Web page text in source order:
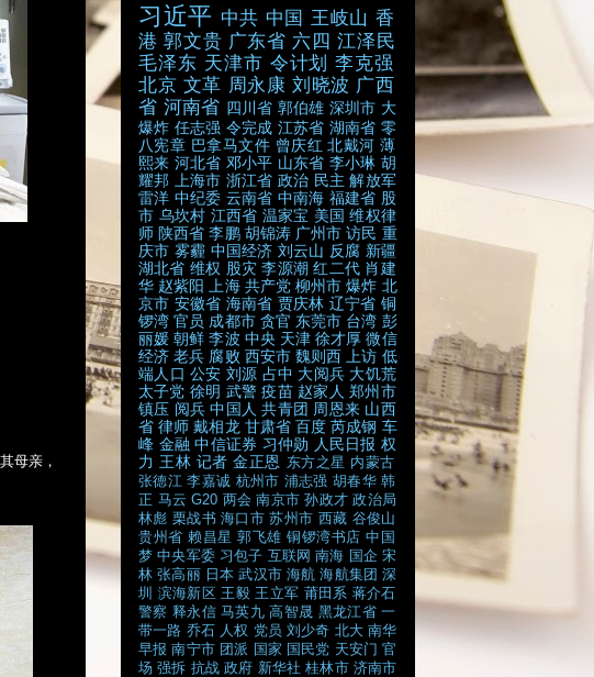
母亲，
习近平 中共 中国 王岐山 香
港 郭文贵 广东省 六四 江泽民
毛泽东 天津市 令计划 李克强
北京 文革 周永康 刘晓波 广西
省 河南省 四川省 郭伯雄 深圳市 大
爆炸 任志强 令完成 江苏省 湖南省 零
八宪章 巴拿马文件 曾庆红 北戴河 薄
熙来 河北省 邓小平 山东省 李小琳 胡
耀邦
上海市 浙江省 政治 民主 解放军
雷洋 中纪委 云南省 中南海 福建省 股
市 乌坎村 江西省 温家宝 美国 维权律
师 陕西省 李鹏 胡锦涛 广州市 访民 重
庆市 雾霾 中国经济 刘云山 反腐 新疆
湖北省 维权 股灾 李源潮 红二代 肖建
华 赵紫阳 上海 共产党 柳州市 爆炸 北
京市 安徽省 海南省 贾庆林 辽宁省 铜
锣湾 官员 成都市 贪官 东莞市 台湾 彭
丽媛 朝鲜 李波 中央 天津 徐才厚 微信
经济 老兵 腐败 西安市 魏则西 上访 低
端人口 公安 刘源 占中 大阅兵 大饥荒
太子党 徐明 武警 疫苗 赵家人 郑州市
镇压 阅兵 中国人 共青团 周恩来 山西
省 律师 戴相龙 甘肃省 百度 芮成钢 车
峰 金融 中信证券 习仲勋 人民日报 权
力 王林 记者 金正恩 东方之星 内蒙古
张德江 李嘉诚 杭州市 浦志强 胡春华 韩
正 马云 G20 两会 南京市 孙政才 政治局
林彪 栗战书 海口市 苏州市 西藏 谷俊山
贵州省 赖昌星 郭飞雄 铜锣湾书店 中国
梦 中央军委 习包子 互联网 南海 国企 宋
林 张高丽 日本 武汉市 海航 海航集团 深
圳
滨海新区 王毅 王立军 莆田系 蒋介石
警察 释永信 马英九 高智晟 黑龙江省 一
带一路 乔石 人权 党员 刘少奇 北大 南华
早报 南宁市 团派 国家 国民党 天安门 官
场 强拆 抗战 政府 新华社 桂林市 济南市